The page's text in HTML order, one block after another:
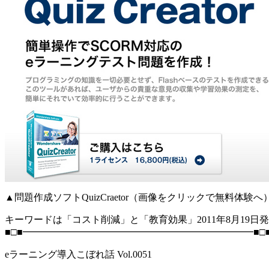
▲問題作成ソフトQuizCraetor（画像をクリックで無料体験へ）
キーワードは「コスト削減」と「教育効果」2011年8月19日
eラーニング導入こぼれ話 Vol.0051